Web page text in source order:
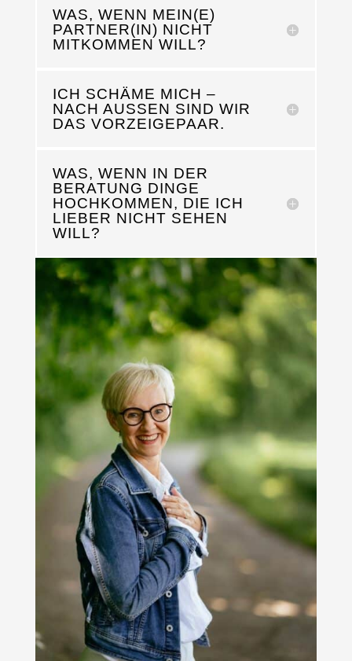
WAS, WENN MEIN(E)
PARTNER(IN) NICHT
MITKOMMEN WILL?
ICH SCHÄME MICH –
NACH AUSSEN SIND WIR D
AS VORZEIGEPAAR.
WAS, WENN IN DER
BERATUNG DINGE
HOCHKOMMEN, DIE ICH
LIEBER NICHT SEHEN
WILL?